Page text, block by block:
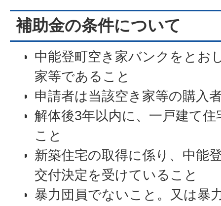
補助金の条件について
中能登町空き家バンクをとお
家等であること
申請者は当該空き家等の購入
解体後3年以内に、一戸建て
こと
新築住宅の取得に係り、中能
交付決定を受けていること
暴力団員でないこと。又は暴